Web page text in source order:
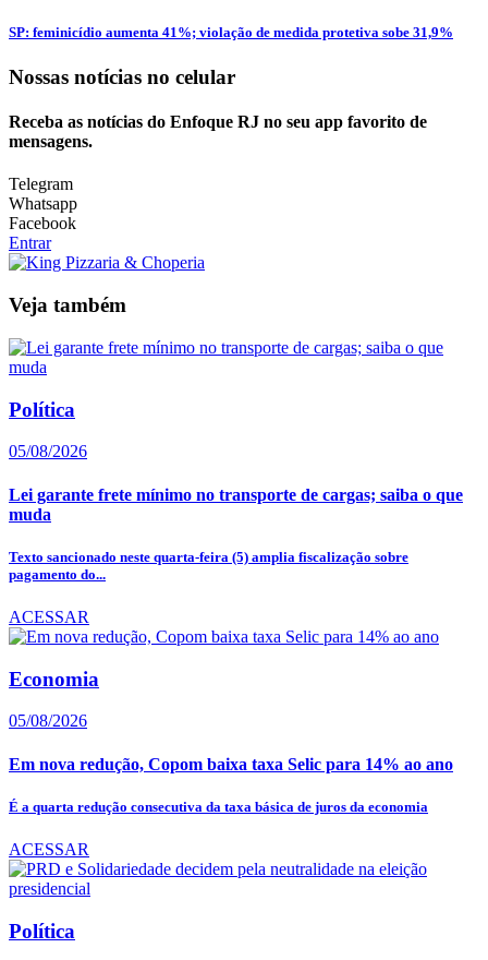
SP: feminicídio aumenta 41%; violação de medida protetiva sobe 31,9%
Nossas notícias no celular
Receba as notícias do Enfoque RJ no seu app favorito de
mensagens.
Telegram
Whatsapp
Facebook
Entrar
Veja também
Política
05/08/2026
Lei garante frete mínimo no transporte de cargas; saiba o que
muda
Texto sancionado neste quarta-feira (5) amplia fiscalização sobre
pagamento do...
ACESSAR
Economia
05/08/2026
Em nova redução, Copom baixa taxa Selic para 14% ao ano
É a quarta redução consecutiva da taxa básica de juros da economia
ACESSAR
Política